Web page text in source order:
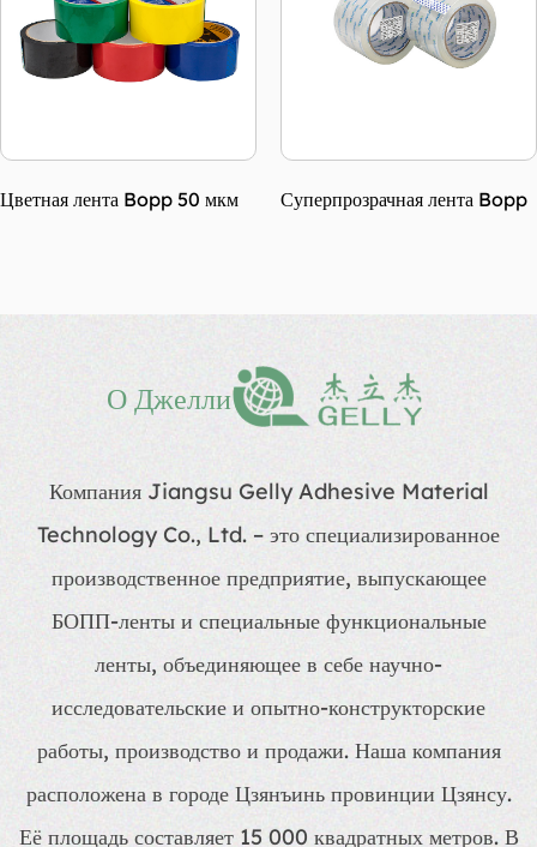
Суперпрозрачная лента Bopp
Лента Bopp желтоватая 45
О Джелли
Компания Jiangsu Gelly Adhesive Material
Technology Co., Ltd. – это специализированное
производственное предприятие, выпускающее
БОПП-ленты и специальные функциональные
ленты, объединяющее в себе научно-
исследовательские и опытно-конструкторские
работы, производство и продажи. Наша компания
расположена в городе Цзянъинь провинции Цзянсу.
Её площадь составляет 15 000 квадратных метров. В